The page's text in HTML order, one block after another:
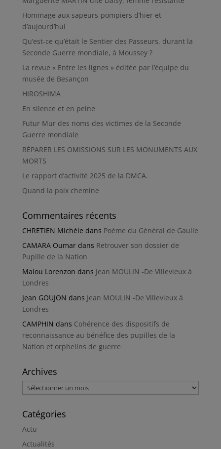
Hommage aux sapeurs-pompiers d’hier et
d’aujourd’hui
Qu’est-ce qu’était le Sentier des Passeurs, durant la
Seconde Guerre mondiale, à Moussey ?
La revue « Entre les lignes » éditée par l’équipe du
musée de Besançon
HIROSHIMA
En silence et en peine
Futur Mur des noms des victimes de la Seconde
Guerre mondiale
RÉPARER LES OMISSIONS SUR LES MONUMENTS AUX
MORTS
Le rapport d’activité 2025 de la DMCA.
Quand la paix chemine
Commentaires récents
CHRETIEN Michèle dans Poème du Général de Gaulle
CAMARA Oumardans Retrouver son dossier de
Pupille de la Nation
Malou Lorenzon dans Jean MOULIN -De Villevieux à
Londres
Jean GOUJON dans Jean MOULIN -De Villevieux à
Londres
CAMPHIN dans Cohérence des dispositifs de
reconnaissance au bénéfice des pupilles de la
Nation et orphelins de guerre
Archives
Archives
Catégories
Actu
Actualités